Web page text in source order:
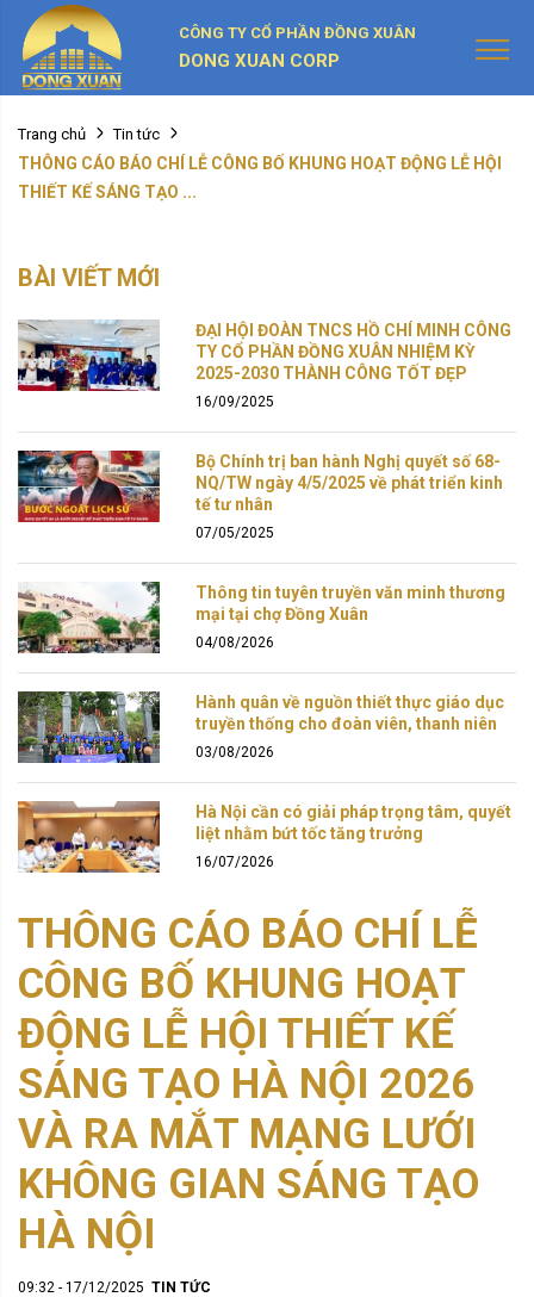
CÔNG TY CỔ PHẦN ĐỒNG XUÂN
DONG XUAN CORP
Trang chủ Tin tức
THÔNG CÁO BÁO CHÍ LỄ CÔNG BỐ KHUNG HOẠT ĐỘNG LỄ HỘI
THIẾT KẾ SÁNG TẠO ...
BÀI VIẾT MỚI
ĐẠI HỘI ĐOÀN TNCS HỒ CHÍ MINH CÔNG
TY CỔ PHẦN ĐỒNG XUÂN NHIỆM KỲ
2025-2030 THÀNH CÔNG TỐT ĐẸP
16/09/2025
Bộ Chính trị ban hành Nghị quyết số 68-
NQ/TW ngày 4/5/2025 về phát triển kinh
tế tư nhân
07/05/2025
Thông tin tuyên truyền văn minh thương
mại tại chợ Đồng Xuân
04/08/2026
Hành quân về nguồn thiết thực giáo dục
truyền thống cho đoàn viên, thanh niên
03/08/2026
Hà Nội cần có giải pháp trọng tâm, quyết
liệt nhằm bứt tốc tăng trưởng
16/07/2026
THÔNG CÁO BÁO CHÍ LỄ
CÔNG BỐ KHUNG HOẠT
ĐỘNG LỄ HỘI THIẾT KẾ
SÁNG TẠO HÀ NỘI 2026
VÀ RA MẮT MẠNG LƯỚI
KHÔNG GIAN SÁNG TẠO
HÀ NỘI
09:32 - 17/12/2025 TIN TỨC